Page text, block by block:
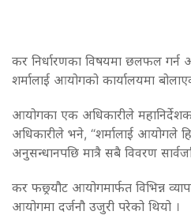
कर निर्धारणका विषयमा छलफल
शर्मालाई आयोगको कार्यालयमा
आयोगका एक अधिकारीले महानिर्देशक
अधिकारीले भने, “शर्मालाई आयोगले
अनुसन्धानपछि मात्रै सबै विवरण
कर फछ्र्यौट आयोगमार्फत विभिन्न
आयोगमा दर्जनौ उजुरी परेको थियो ।